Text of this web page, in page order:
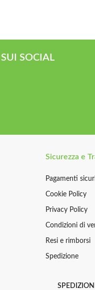
SOCIAL
Sicurezza e
Pagamenti
Cookie Policy
Privacy Policy
Condizioni di
Resi e rimborsi
Spedizione